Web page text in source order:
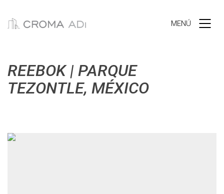
MENÚ
REEBOK | PARQUE
TEZONTLE, MÉXICO